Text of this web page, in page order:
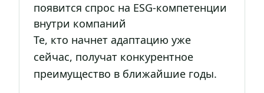
появится спрос на ESG-компетенции
внутри компаний
Те, кто начнет адаптацию уже
сейчас, получат конкурентное
преимущество в ближайшие годы.